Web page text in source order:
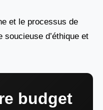
et le processus de
d’éthique et
budget